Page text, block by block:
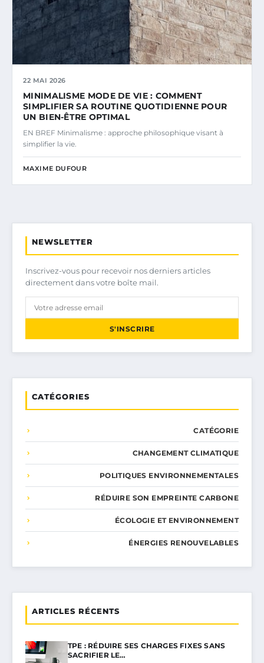
22 MAI 2026
MINIMALISME MODE DE VIE : COMMENT
SIMPLIFIER SA ROUTINE QUOTIDIENNE POUR
UN BIEN-ÊTRE OPTIMAL
EN BREF Minimalisme : approche philosophique visant à
simplifier la vie.
MAXIME DUFOUR
NEWSLETTER
Inscrivez-vous pour recevoir nos derniers articles
directement dans votre boîte mail.
S'INSCRIRE
CATÉGORIES
CATÉGORIE
CHANGEMENT CLIMATIQUE
POLITIQUES ENVIRONNEMENTALES
RÉDUIRE SON EMPREINTE CARBONE
ÉCOLOGIE ET ENVIRONNEMENT
ÉNERGIES RENOUVELABLES
ARTICLES RÉCENTS
TPE : RÉDUIRE SES CHARGES FIXES SANS
SACRIFIER LE…